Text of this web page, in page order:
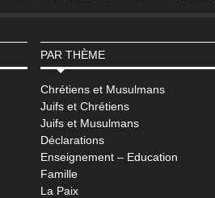
PAR THÈME
Chrétiens et Musulmans
Juifs et Chrétiens
Juifs et Musulmans
Déclarations
Enseignement – Education
Famille
La Paix